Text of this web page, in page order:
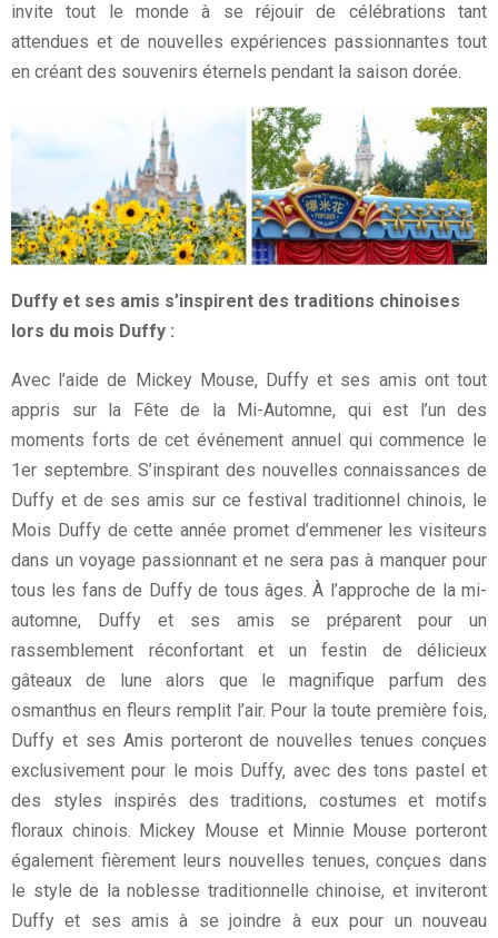
invite tout le monde à se réjouir de célébrations tant
attendues et de nouvelles expériences passionnantes tout
en créant des souvenirs éternels pendant la saison dorée.
Duffy et ses amis s’inspirent des traditions chinoises
lors du mois Duffy :
Avec l’aide de Mickey Mouse, Duffy et ses amis ont tout
appris sur la Fête de la Mi-Automne, qui est l’un des
moments forts de cet événement annuel qui commence le
1er septembre. S’inspirant des nouvelles connaissances de
Duffy et de ses amis sur ce festival traditionnel chinois, le
Mois Duffy de cette année promet d’emmener les visiteurs
dans un voyage passionnant et ne sera pas à manquer pour
tous les fans de Duffy de tous âges. À l’approche de la mi-
automne, Duffy et ses amis se préparent pour un
rassemblement réconfortant et un festin de délicieux
gâteaux de lune alors que le magnifique parfum des
osmanthus en fleurs remplit l’air. Pour la toute première fois,
Duffy et ses Amis porteront de nouvelles tenues conçues
exclusivement pour le mois Duffy, avec des tons pastel et
des styles inspirés des traditions, costumes et motifs
floraux chinois. Mickey Mouse et Minnie Mouse porteront
également fièrement leurs nouvelles tenues, conçues dans
le style de la noblesse traditionnelle chinoise, et inviteront
Duffy et ses amis à se joindre à eux pour un nouveau